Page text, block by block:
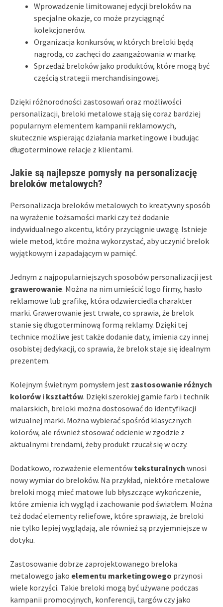
Wprowadzenie limitowanej edycji breloków na
specjalne okazje, co może przyciągnąć
kolekcjonerów.
Organizacja konkursów, w których breloki będą
nagrodą, co zachęci do zaangażowania w markę.
Sprzedaż breloków jako produktów, które mogą być
częścią strategii merchandisingowej.
Dzięki różnorodności zastosowań oraz możliwości
personalizacji, breloki metalowe stają się coraz bardziej
popularnym elementem kampanii reklamowych,
skutecznie wspierając działania marketingowe i budując
długoterminowe relacje z klientami.
Jakie są najlepsze pomysły na personalizację
breloków metalowych?
Personalizacja breloków metalowych to kreatywny sposób
na wyrażenie tożsamości marki czy też dodanie
indywidualnego akcentu, który przyciągnie uwagę. Istnieje
wiele metod, które można wykorzystać, aby uczynić brelok
wyjątkowym i zapadającym w pamięć.
Jednym z najpopularniejszych sposobów personalizacji jest
grawerowanie. Można na nim umieścić logo firmy, hasło
reklamowe lub grafikę, która odzwierciedla charakter
marki. Grawerowanie jest trwałe, co sprawia, że brelok
stanie się długoterminową formą reklamy. Dzięki tej
technice możliwe jest także dodanie daty, imienia czy innej
osobistej dedykacji, co sprawia, że brelok staje się idealnym
prezentem.
Kolejnym świetnym pomysłem jest zastosowanie różnych
kolorów i kształtów. Dzięki szerokiej gamie farb i technik
malarskich, breloki można dostosować do identyfikacji
wizualnej marki. Można wybierać spośród klasycznych
kolorów, ale również stosować odcienie w zgodzie z
aktualnymi trendami, żeby produkt rzucał się w oczy.
Dodatkowo, rozważenie elementów teksturalnych wnosi
nowy wymiar do breloków. Na przykład, niektóre metalowe
breloki mogą mieć matowe lub błyszczące wykończenie,
które zmienia ich wygląd i zachowanie pod światłem. Można
też dodać elementy reliefowe, które sprawiają, że breloki
nie tylko lepiej wyglądają, ale również są przyjemniejsze w
dotyku.
Zastosowanie dobrze zaprojektowanego breloka
metalowego jako elementu marketingowego przynosi
wiele korzyści. Takie breloki mogą być używane podczas
kampanii promocyjnych, konferencji, targów czy jako